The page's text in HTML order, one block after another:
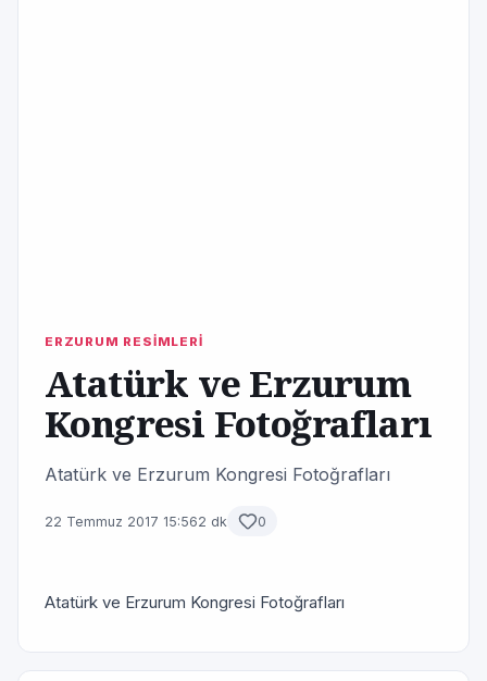
ERZURUM RESİMLERİ
Atatürk ve Erzurum
Kongresi Fotoğrafları
Atatürk ve Erzurum Kongresi Fotoğrafları
22 Temmuz 2017 15:562 dk 0
Atatürk ve Erzurum Kongresi Fotoğrafları